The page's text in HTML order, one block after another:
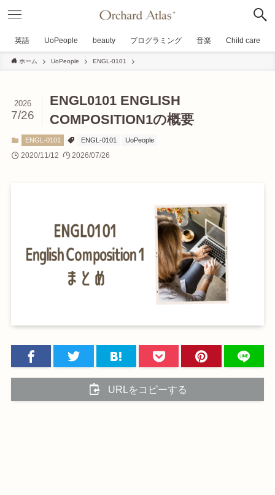
英語 UoPeople beauty プログラミング 音楽 Child care
ホーム UoPeople ENGL-0101
ENGL0101 ENGLISH
COMPOSITION1の概要
2026
7/26
ENGL-0101 ENGL-0101 UoPeople
2020/11/12 2026/07/26
URLをコピーする